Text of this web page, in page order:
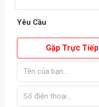
Yêu Cầu
Gặp Trực Tiếp